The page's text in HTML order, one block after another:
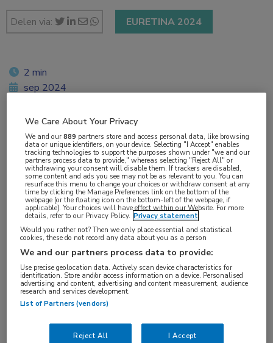
Delen via: EURETINA 2024
Een nieuw systeem voor de behandeling van
camera die infrarode beelden projecteert op een
2 min
sep 2024
Vakgebieden:
Oogheelkunde
Aandachtsgebieden:
Netvliesafwijkingen,Vitreoretinale chirurgie
Tags:
atrofie
We Care About Your Privacy
We and our889 partners store and access personal data, like browsing
data or unique identifiers, on your device. Selecting "I Accept" enables
tracking technologies to support the purposes shown under "we and our
partners process data to provide," whereas selecting "Reject All" or
withdrawing your consent will disable them. If trackers are disabled,
some content and ads you see may not be as relevant to you. You can
resurface this menu to change your choices or withdraw consent at any
time by clicking the Manage Preferences link on the bottom of the
webpage [or the floating icon on the bottom-left of the webpage, if
applicable]. Your choices will have effect within our Website. For more
details, refer to our Privacy Policy. Privacy statement
Would you rather not? Then we only place essential and statistical
cookies, these do not record any data about you as a person
We and our partners process data to provide:
Use precise geolocation data. Actively scan device characteristics for
identification. Store and/or access information on a device. Personalised
advertising and content, advertising and content measurement, audience
research and services development.
List of Partners (vendors)
Reject All I Accept